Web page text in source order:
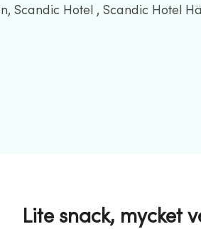
Scandic Hotel , Scandic Hotel
Lite snack, mycket